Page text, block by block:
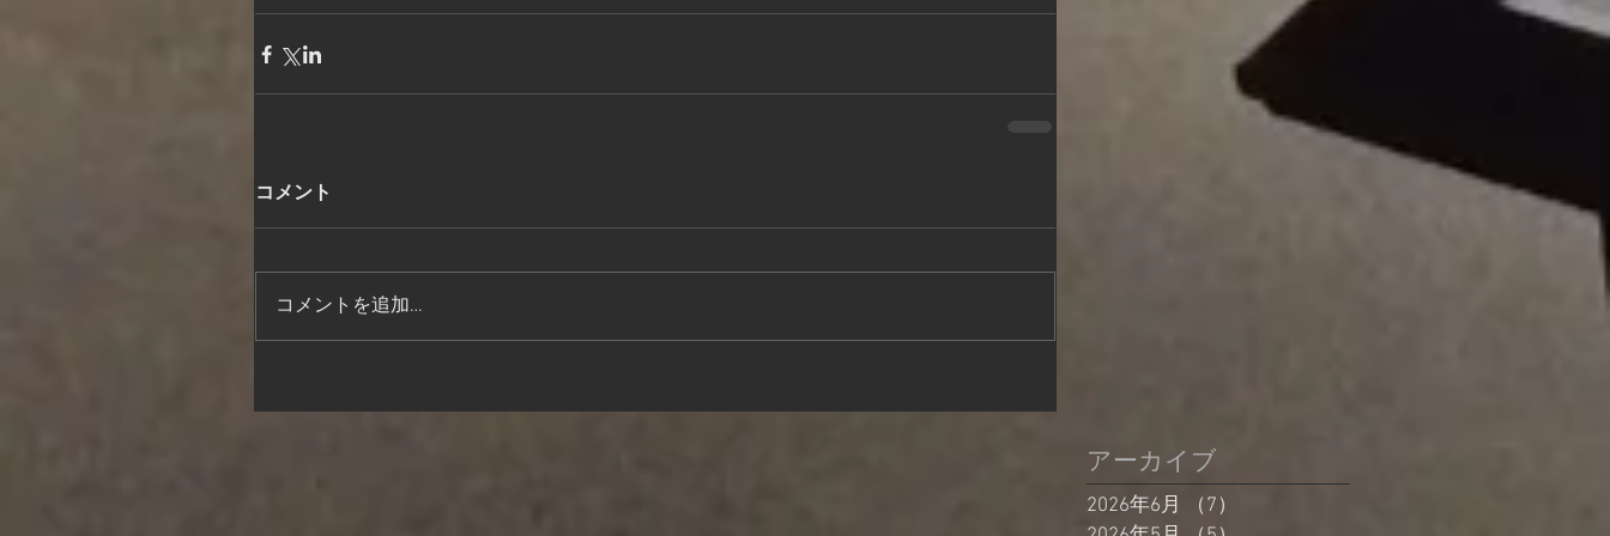
コメント
コメントを追加…
アーカイブ
2026年6月 （7）